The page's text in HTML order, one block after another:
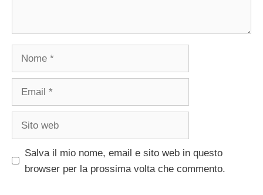
Nome
Email
Sito
Salva il mio nome, email e sito web in questo
browser per la prossima volta che commento.